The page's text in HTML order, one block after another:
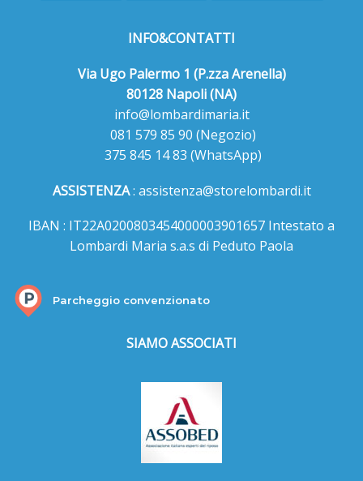
INFO&CONTATTI
Via Ugo Palermo 1 (P.zza Arenella)
80128 Napoli (NA)
info@lombardimaria.it
081 579 85 90 (Negozio)
375 845 14 83 (WhatsApp)
ASSISTENZA: assistenza@storelombardi.it
IBAN : IT22A0200803454000003901657 Intestato a
Lombardi Maria s.a.s di Peduto Paola
Parcheggio convenzionato
SIAMO ASSOCIATI